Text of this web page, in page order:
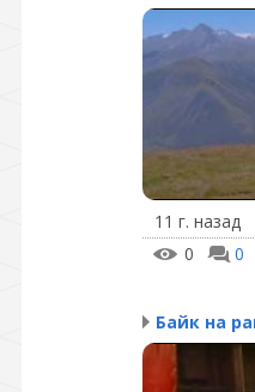
11 г. назад
0
0
Байк на